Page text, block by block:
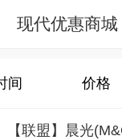
现代优惠商城
间 价格